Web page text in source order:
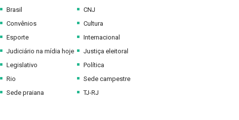
Brasil
Convênios
Esporte
Judiciário na mídia hoje
Legislativo
Rio
Sede praiana
CNJ
Cultura
Internacional
Justiça eleitoral
Política
Sede campestre
TJ-RJ